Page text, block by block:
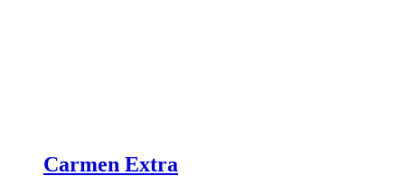
Carmen Extra